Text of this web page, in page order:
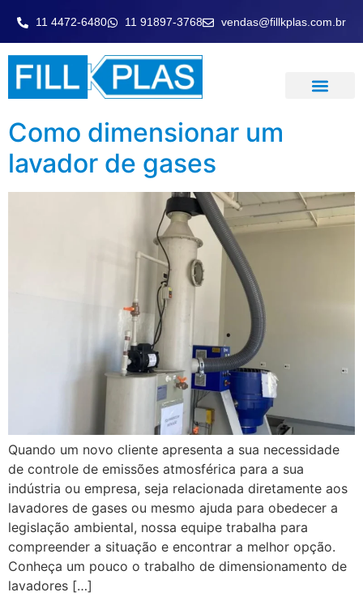
11 4472-6480 11 91897-3768 vendas@fillkplas.com.br
Como dimensionar um
lavador de gases
Quando um novo cliente apresenta a sua necessidade
de controle de emissões atmosférica para a sua
indústria ou empresa, seja relacionada diretamente aos
lavadores de gases ou mesmo ajuda para obedecer a
legislação ambiental, nossa equipe trabalha para
compreender a situação e encontrar a melhor opção.
Conheça um pouco o trabalho de dimensionamento de
lavadores […]